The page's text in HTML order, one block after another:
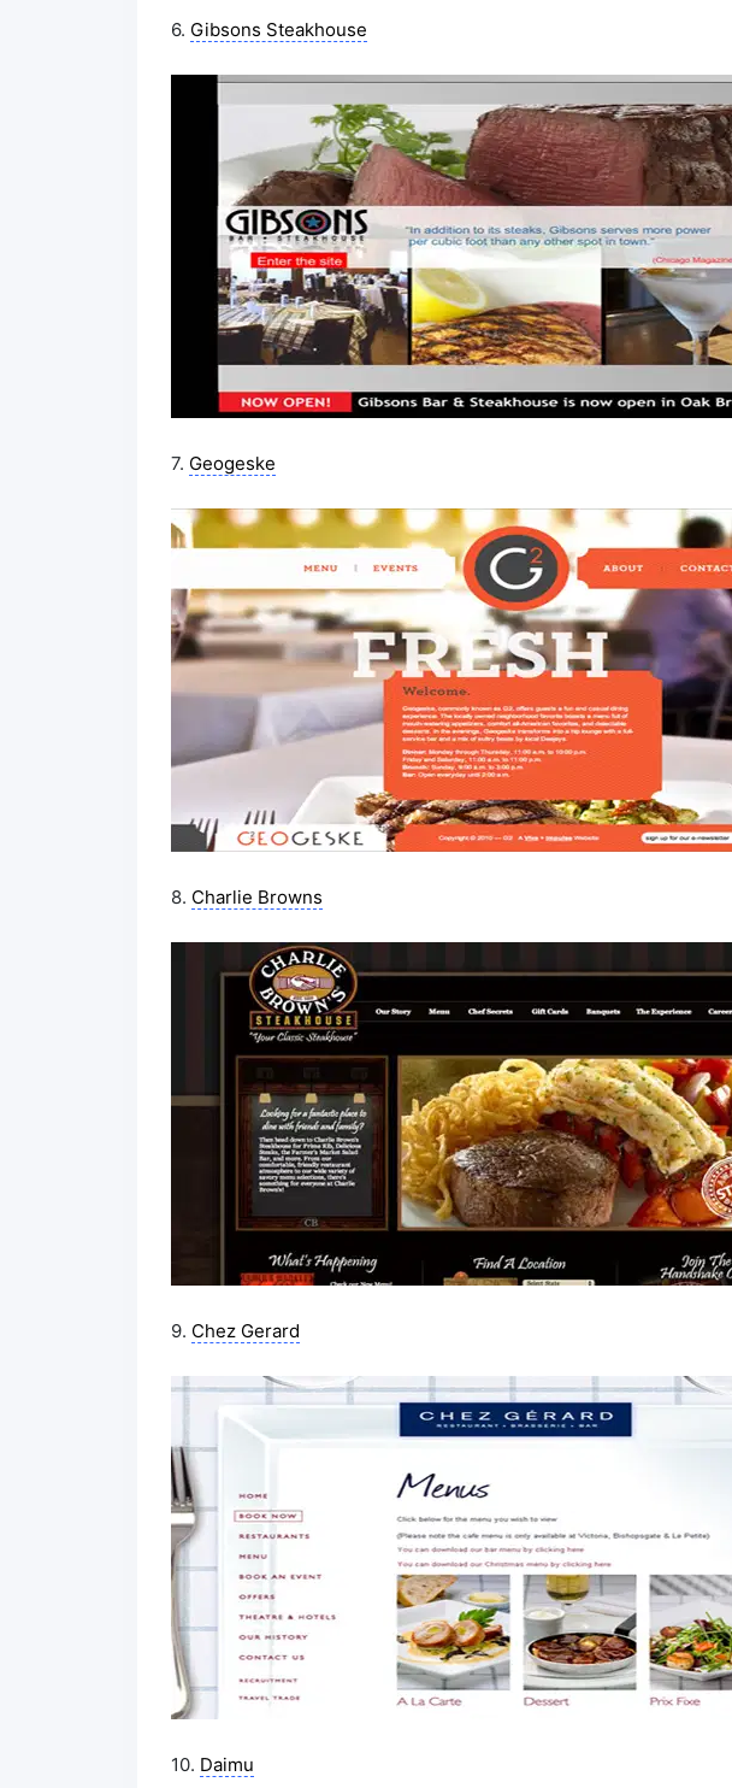
6. Gibsons Steakhouse
7. Geogeske
8. Charlie Browns
9. Chez Gerard
10. Daimu